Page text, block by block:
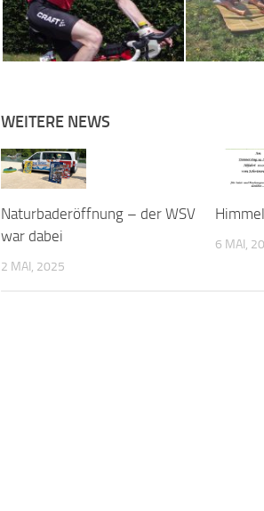
WEITERE NEWS
Naturbaderöffnung – der WSV
war dabei
2 MAI, 2025
6 MAI,